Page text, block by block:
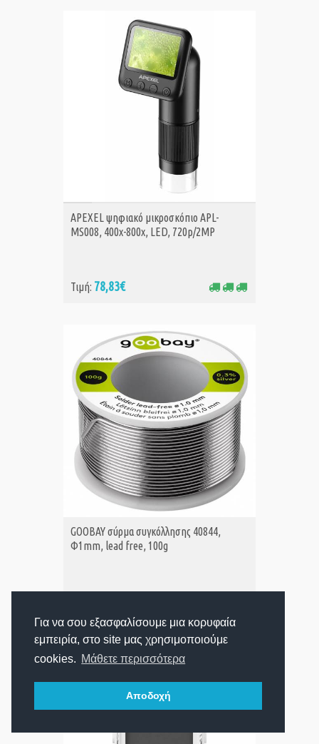
Για να σου εξασφαλίσουμε μια κορυφαία
εμπειρία, στο site μας χρησιμοποιούμε
cookies. Μάθετε περισσότερα
Αποδοχή
ΑΓΟΡΑ
APEXEL ψηφιακό μικροσκόπιο APL-
MS008, 400x-800x, LED, 720p/2MP
Τιμή: 78,83€
GOOBAY σύρμα συγκόλλησης 40844,
Φ1mm, lead free, 100g